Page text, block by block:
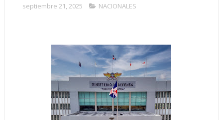
septiembre 21, 2025 NACIONALES